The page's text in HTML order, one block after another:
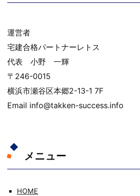
運営者
宅建合格パートナーレトス
代表 小野 一輝
〒246-0015
横浜市瀬谷区本郷2-13-1 7F
Email info@takken-success.info
メニュー
HOME